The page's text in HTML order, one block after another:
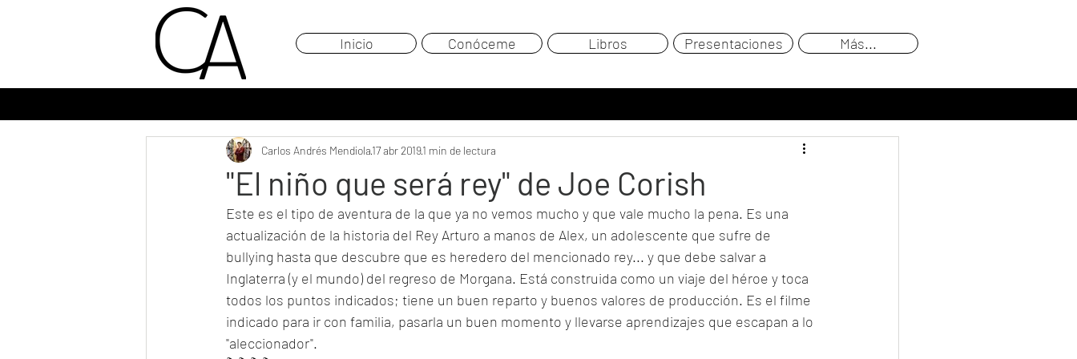
Inicio Conóceme Libros Presentaciones Más...
"El niño que será rey" de Joe Corish
Carlos Andrés Mendiola17 abr 20191 min de lectura
Este es el tipo de aventura de la que ya no vemos mucho y que vale mucho la pena. Es una
actualización de la historia del Rey Arturo a manos de Alex, un adolescente que sufre de
bullying hasta que descubre que es heredero del mencionado rey... y que debe salvar a
Inglaterra (y el mundo) del regreso de Morgana. Está construida como un viaje del héroe y toca
todos los puntos indicados; tiene un buen reparto y buenos valores de producción. Es el filme
indicado para ir con familia, pasarla un buen momento y llevarse aprendizajes que escapan a lo
"aleccionador".